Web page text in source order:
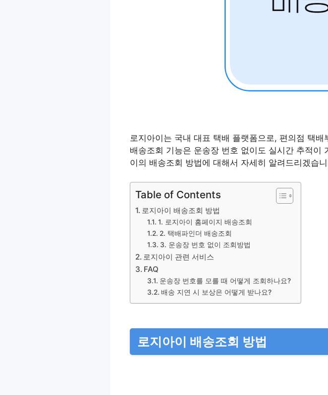
로지아이는 국내 대표 택배 플랫폼으로, 편의점 택
배송조회 기능은 운송장 번호 없이도 실시간 추적
이의 배송조회 방법에 대해서 자세히 알려드리겠습
Table of Contents
로지아이 배송조회 방법
1. 로지아이 홈페이지 배송조회
2. 택배파인더 배송조회
3. 운송장 번호 없이 조회방법
로지아이 관련 서비스
FAQ
운송장 번호를 모를 때 어떻게 조회하나요?
배송 지연 시 보상은 어떻게 받나요?
로지아이 배송조회 방법